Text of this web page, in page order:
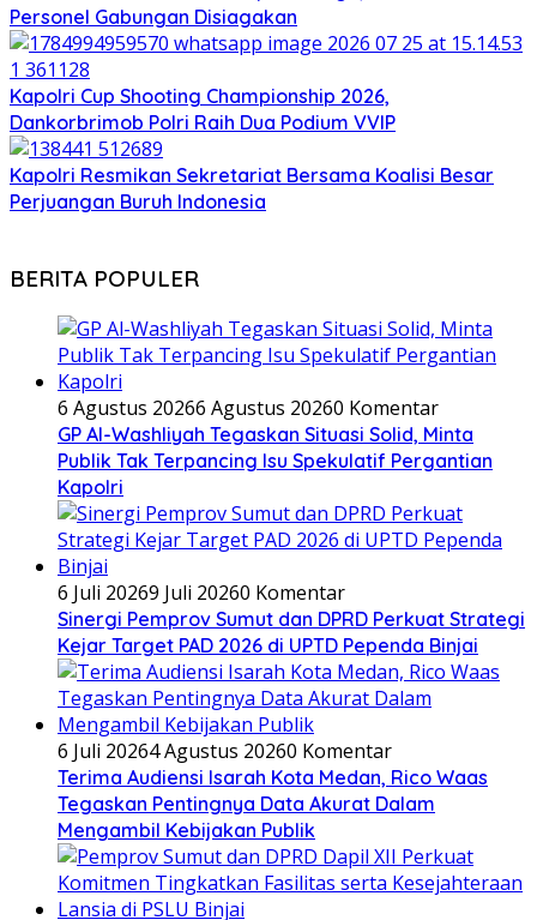
Personel Gabungan Disiagakan
Kapolri Cup Shooting Championship 2026,
Dankorbrimob Polri Raih Dua Podium VVIP
Kapolri Resmikan Sekretariat Bersama Koalisi Besar
Perjuangan Buruh Indonesia
BERITA POPULER
6 Agustus 20266 Agustus 20260 Komentar
GP Al-Washliyah Tegaskan Situasi Solid, Minta
Publik Tak Terpancing Isu Spekulatif Pergantian
Kapolri
6 Juli 20269 Juli 20260 Komentar
Sinergi Pemprov Sumut dan DPRD Perkuat Strategi
Kejar Target PAD 2026 di UPTD Pependa Binjai
6 Juli 20264 Agustus 20260 Komentar
Terima Audiensi Isarah Kota Medan, Rico Waas
Tegaskan Pentingnya Data Akurat Dalam
Mengambil Kebijakan Publik